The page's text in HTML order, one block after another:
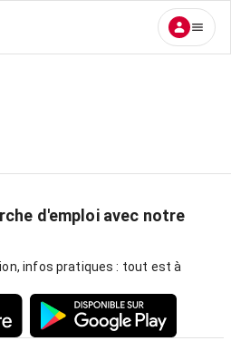
d'emploi avec notre
infos pratiques : tout est à